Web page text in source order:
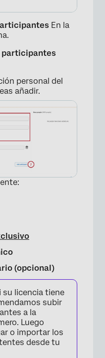
En la
participantes
personal del
añadir.
(opcional)
su licencia tiene
subir
a la
Luego
o importar los
desde tu